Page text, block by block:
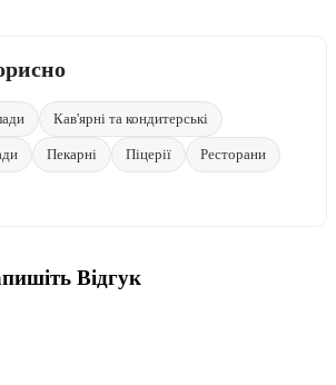
Кав'ярні та кондитерські
Пекарні Піцерії Ресторани
Відгук